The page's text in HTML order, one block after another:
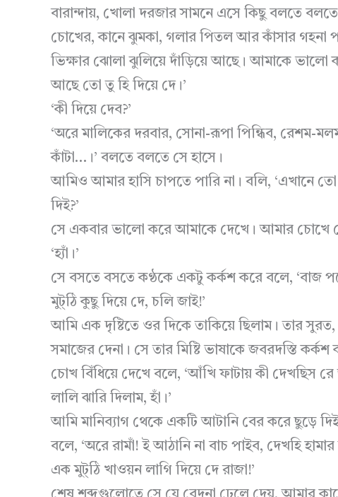
বারান্দায়, খোলা দরজার সামনে এসে কিছু বলতে
চোখের, কানে ঝুমকা, গলার পিতল আর কাঁসার গহনা
ভিক্ষার ঝোলা ঝুলিয়ে দাঁড়িয়ে আছে। আমাকে ভালো
আছে তো তু হি দিয়ে দে।’
‘কী দিয়ে দেব?’
‘অরে মালিকের দরবার, সোনা-রূপা পিন্ধিব, রেশম-
কাঁটা…।’ বলতে বলতে সে হাসে।
আমিও আমার হাসি চাপতে পারি না। বলি, ‘এখানে
দিই?’
সে একবার ভালো করে আমাকে দেখে। আমার চোখে
‘হ্যাঁ।’
সে বসতে বসতে কণ্ঠকে একটু কর্কশ করে বলে, ‘বাজ
মুট্ঠি কুছু দিয়ে দে, চলি জাই!’
আমি এক দৃষ্টিতে ওর দিকে তাকিয়ে ছিলাম। তার
সমাজের দেনা। সে তার মিষ্টি ভাষাকে জবরদস্তি কর্কশ
চোখ বিঁধিয়ে দেখে বলে, ‘আঁখি ফাটায় কী দেখছিস
লালি ঝারি দিলাম, হাঁ।’
আমি মানিব্যাগ থেকে একটি আটানি বের করে ছুড়ে
বলে, ‘অরে রামাঁ! ই আঠানি না বাচ পাইব, দেখহি
এক মুট্ঠি খাওয়ন লাগি দিয়ে দে রাজা!’